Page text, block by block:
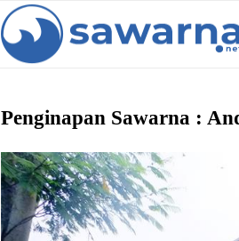
Penginapan Sawarna :